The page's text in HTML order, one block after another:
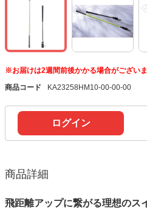
※お届けは2週間前後かかる場合がございま
商品コード
KA23258HM10-00-00-00
ログイン
商品詳細
飛距離アップに繋がる理想のス